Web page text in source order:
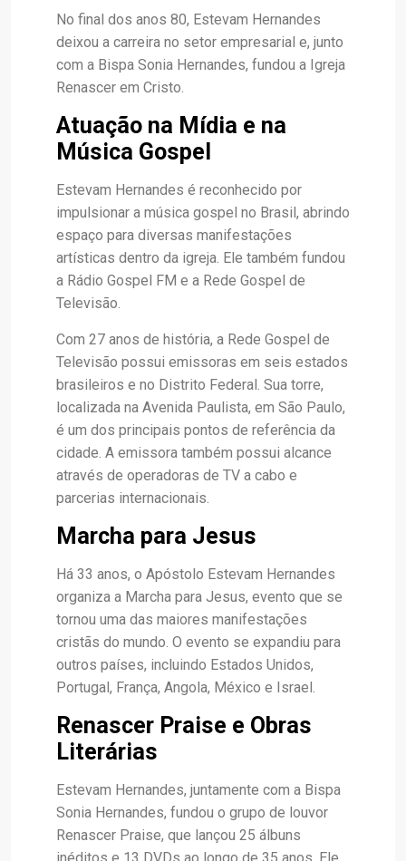
No final dos anos 80, Estevam Hernandes
deixou a carreira no setor empresarial e, junto
com a Bispa Sonia Hernandes, fundou a Igreja
Renascer em Cristo.
Atuação na Mídia e na
Música Gospel
Estevam Hernandes é reconhecido por
impulsionar a música gospel no Brasil, abrindo
espaço para diversas manifestações
artísticas dentro da igreja. Ele também fundou
a Rádio Gospel FM e a Rede Gospel de
Televisão.
Com 27 anos de história, a Rede Gospel de
Televisão possui emissoras em seis estados
brasileiros e no Distrito Federal. Sua torre,
localizada na Avenida Paulista, em São Paulo,
é um dos principais pontos de referência da
cidade. A emissora também possui alcance
através de operadoras de TV a cabo e
parcerias internacionais.
Marcha para Jesus
Há 33 anos, o Apóstolo Estevam Hernandes
organiza a Marcha para Jesus, evento que se
tornou uma das maiores manifestações
cristãs do mundo. O evento se expandiu para
outros países, incluindo Estados Unidos,
Portugal, França, Angola, México e Israel.
Renascer Praise e Obras
Literárias
Estevam Hernandes, juntamente com a Bispa
Sonia Hernandes, fundou o grupo de louvor
Renascer Praise, que lançou 25 álbuns